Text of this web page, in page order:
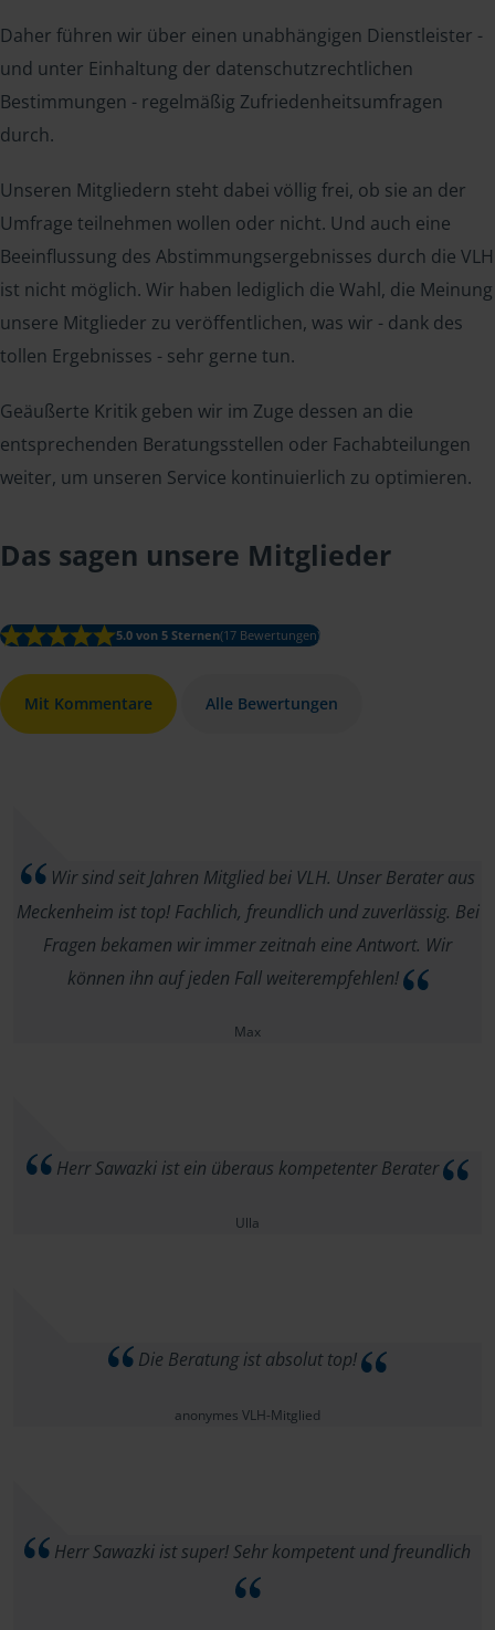
Daher führen wir über einen unabhängigen Dienstleister -
und unter Einhaltung der datenschutzrechtlichen
Bestimmungen - regelmäßig Zufriedenheitsumfragen
durch.
Unseren Mitgliedern steht dabei völlig frei, ob sie an der
Umfrage teilnehmen wollen oder nicht. Und auch eine
Beeinflussung des Abstimmungsergebnisses durch die VLH
ist nicht möglich. Wir haben lediglich die Wahl, die Meinung
unsere Mitglieder zu veröffentlichen, was wir - dank des
tollen Ergebnisses - sehr gerne tun.
Geäußerte Kritik geben wir im Zuge dessen an die
entsprechenden Beratungsstellen oder Fachabteilungen
weiter, um unseren Service kontinuierlich zu optimieren.
Das sagen unsere Mitglieder
5.0 von 5 Sternen(17 Bewertungen)
Mit Kommentare Alle Bewertungen
Wir sind seit Jahren Mitglied bei VLH. Unser Berater aus
Meckenheim ist top! Fachlich, freundlich und zuverlässig. Bei
Fragen bekamen wir immer zeitnah eine Antwort. Wir
können ihn auf jeden Fall weiterempfehlen!
Max
Herr Sawazki ist ein überaus kompetenter Berater
Ulla
Die Beratung ist absolut top!
anonymes VLH-Mitglied
Herr Sawazki ist super! Sehr kompetent und freundlich